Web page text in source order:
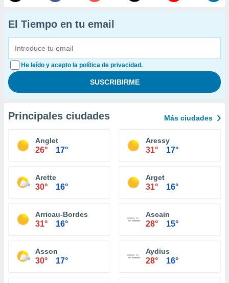
El Tiempo en tu email
He leído y acepto la política de privacidad.
Principales ciudades Más ciudades
Anglet
26° 17°
Aressy
31° 17°
Arette
30° 16°
Arget
31° 16°
Arricau-Bordes
31° 16°
Ascain
28° 15°
Asson
30° 17°
Aydius
28° 16°